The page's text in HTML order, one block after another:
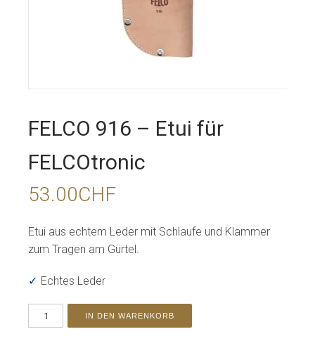
FELCO 916 – Etui für
FELCOtronic
53.00CHF
Etui aus echtem Leder mit Schlaufe und Klammer
zum Tragen am Gürtel.
✓ Echtes Leder
IN DEN WARENKORB